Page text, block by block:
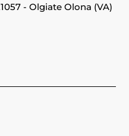
- Olgiate Olona (VA)